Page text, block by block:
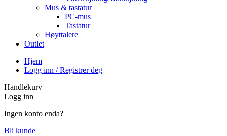
Mus & tastatur
PC-mus
Tastatur
Høyttalere
Outlet
Hjem
Logg inn / Registrer deg
Handlekurv
Logg inn
Ingen konto enda?
Bli kunde